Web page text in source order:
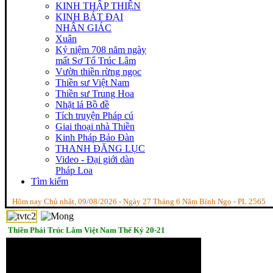
KINH THẬP THIỆN
KINH BÁT ĐẠI
NHÂN GIÁC
Xuân
Kỷ niệm 708 năm ngày
mất Sơ Tổ Trúc Lâm
Vườn thiền rừng ngọc
Thiền sư Việt Nam
Thiền sư Trung Hoa
Nhặt lá Bồ đề
Tích truyện Pháp cú
Giai thoại nhà Thiền
Kinh Pháp Bảo Đàn
THANH ĐĂNG LỤC
Video - Đại giới dàn
Pháp Loa
Tìm kiếm
Hôm nay Chủ nhật, 09/08/2026 - Ngày 27 Tháng 6 Năm Bính Ngọ - PL 2565
Thiền Phái Trúc Lâm Việt Nam Thế Kỷ 20-21